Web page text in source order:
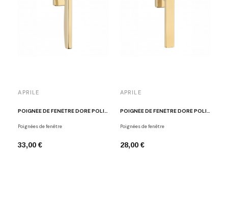
APRILE
Poignées de fenêtre
33,00 €
APRILE
Poignées de fenêtre
28,00 €